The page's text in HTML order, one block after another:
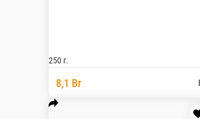
250 г.
8,1 Br